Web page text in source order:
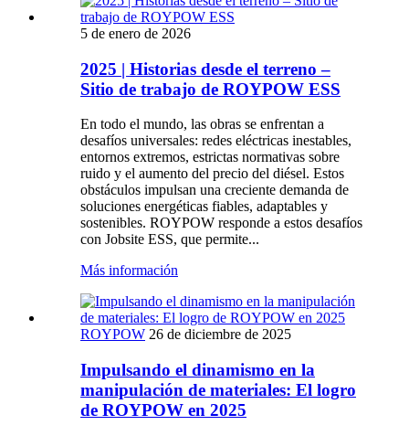
5 de enero de 2026
2025 | Historias desde el terreno –
Sitio de trabajo de ROYPOW ESS
En todo el mundo, las obras se enfrentan a
desafíos universales: redes eléctricas inestables,
entornos extremos, estrictas normativas sobre
ruido y el aumento del precio del diésel. Estos
obstáculos impulsan una creciente demanda de
soluciones energéticas fiables, adaptables y
sostenibles. ROYPOW responde a estos desafíos
con Jobsite ESS, que permite...
Más información
ROYPOW 26 de diciembre de 2025
Impulsando el dinamismo en la
manipulación de materiales: El logro
de ROYPOW en 2025